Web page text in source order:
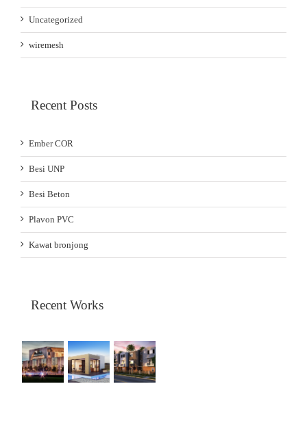
Uncategorized
wiremesh
Recent Posts
Ember COR
Besi UNP
Besi Beton
Plavon PVC
Kawat bronjong
Recent Works